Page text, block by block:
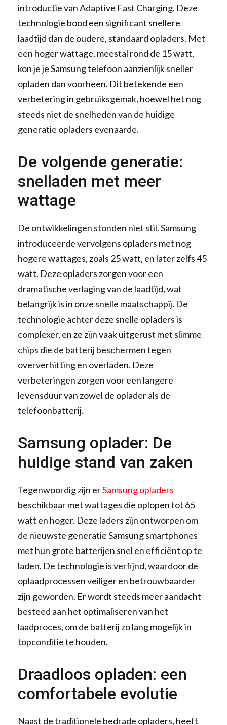
introductie van Adaptive Fast Charging. Deze
technologie bood een significant snellere
laadtijd dan de oudere, standaard opladers. Met
een hoger wattage, meestal rond de 15 watt,
kon je je Samsung telefoon aanzienlijk sneller
opladen dan voorheen. Dit betekende een
verbetering in gebruiksgemak, hoewel het nog
steeds niet de snelheden van de huidige
generatie opladers evenaarde.
De volgende generatie:
snelladen met meer
wattage
De ontwikkelingen stonden niet stil. Samsung
introduceerde vervolgens opladers met nog
hogere wattages, zoals 25 watt, en later zelfs 45
watt. Deze opladers zorgen voor een
dramatische verlaging van de laadtijd, wat
belangrijk is in onze snelle maatschappij. De
technologie achter deze snelle opladers is
complexer, en ze zijn vaak uitgerust met slimme
chips die de batterij beschermen tegen
oververhitting en overladen. Deze
verbeteringen zorgen voor een langere
levensduur van zowel de oplader als de
telefoonbatterij.
Samsung oplader: De
huidige stand van zaken
Tegenwoordig zijn erSamsung opladers
beschikbaar met wattages die oplopen tot 65
watt en hoger. Deze laders zijn ontworpen om
de nieuwste generatie Samsung smartphones
met hun grote batterijen snel en efficiënt op te
laden. De technologie is verfijnd, waardoor de
oplaadprocessen veiliger en betrouwbaarder
zijn geworden. Er wordt steeds meer aandacht
besteed aan het optimaliseren van het
laadproces, om de batterij zo lang mogelijk in
topconditie te houden.
Draadloos opladen: een
comfortabele evolutie
Naast de traditionele bedrade opladers, heeft